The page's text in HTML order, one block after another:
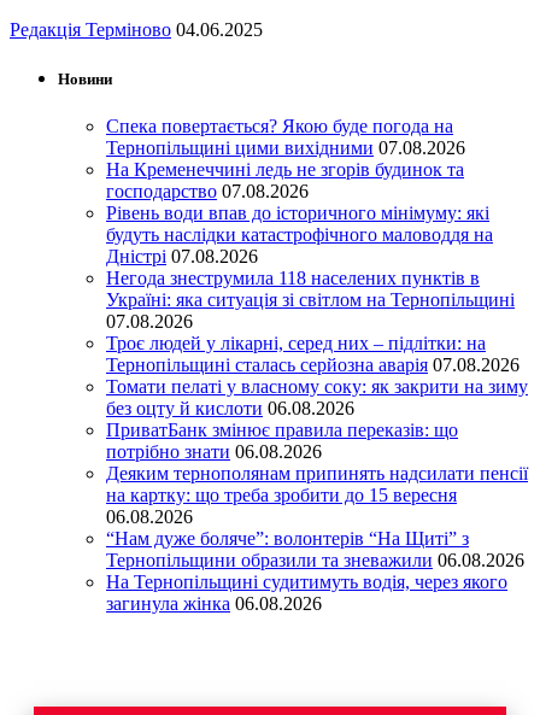
Редакція Терміново 04.06.2025
Новини
Спека повертається? Якою буде погода на
Тернопільщині цими вихідними 07.08.2026
На Кременеччині ледь не згорів будинок та
господарство 07.08.2026
Рівень води впав до історичного мінімуму: які
будуть наслідки катастрофічного маловоддя на
Дністрі 07.08.2026
Негода знеструмила 118 населених пунктів в
Україні: яка ситуація зі світлом на Тернопільщині
07.08.2026
Троє людей у лікарні, серед них – підлітки: на
Тернопільщині сталась серйозна аварія 07.08.2026
Томати пелаті у власному соку: як закрити на зиму
без оцту й кислоти 06.08.2026
ПриватБанк змінює правила переказів: що
потрібно знати 06.08.2026
Деяким тернополянам припинять надсилати пенсії
на картку: що треба зробити до 15 вересня
06.08.2026
“Нам дуже боляче”: волонтерів “На Щиті” з
Тернопільщини образили та зневажили 06.08.2026
На Тернопільщині судитимуть водія, через якого
загинула жінка 06.08.2026